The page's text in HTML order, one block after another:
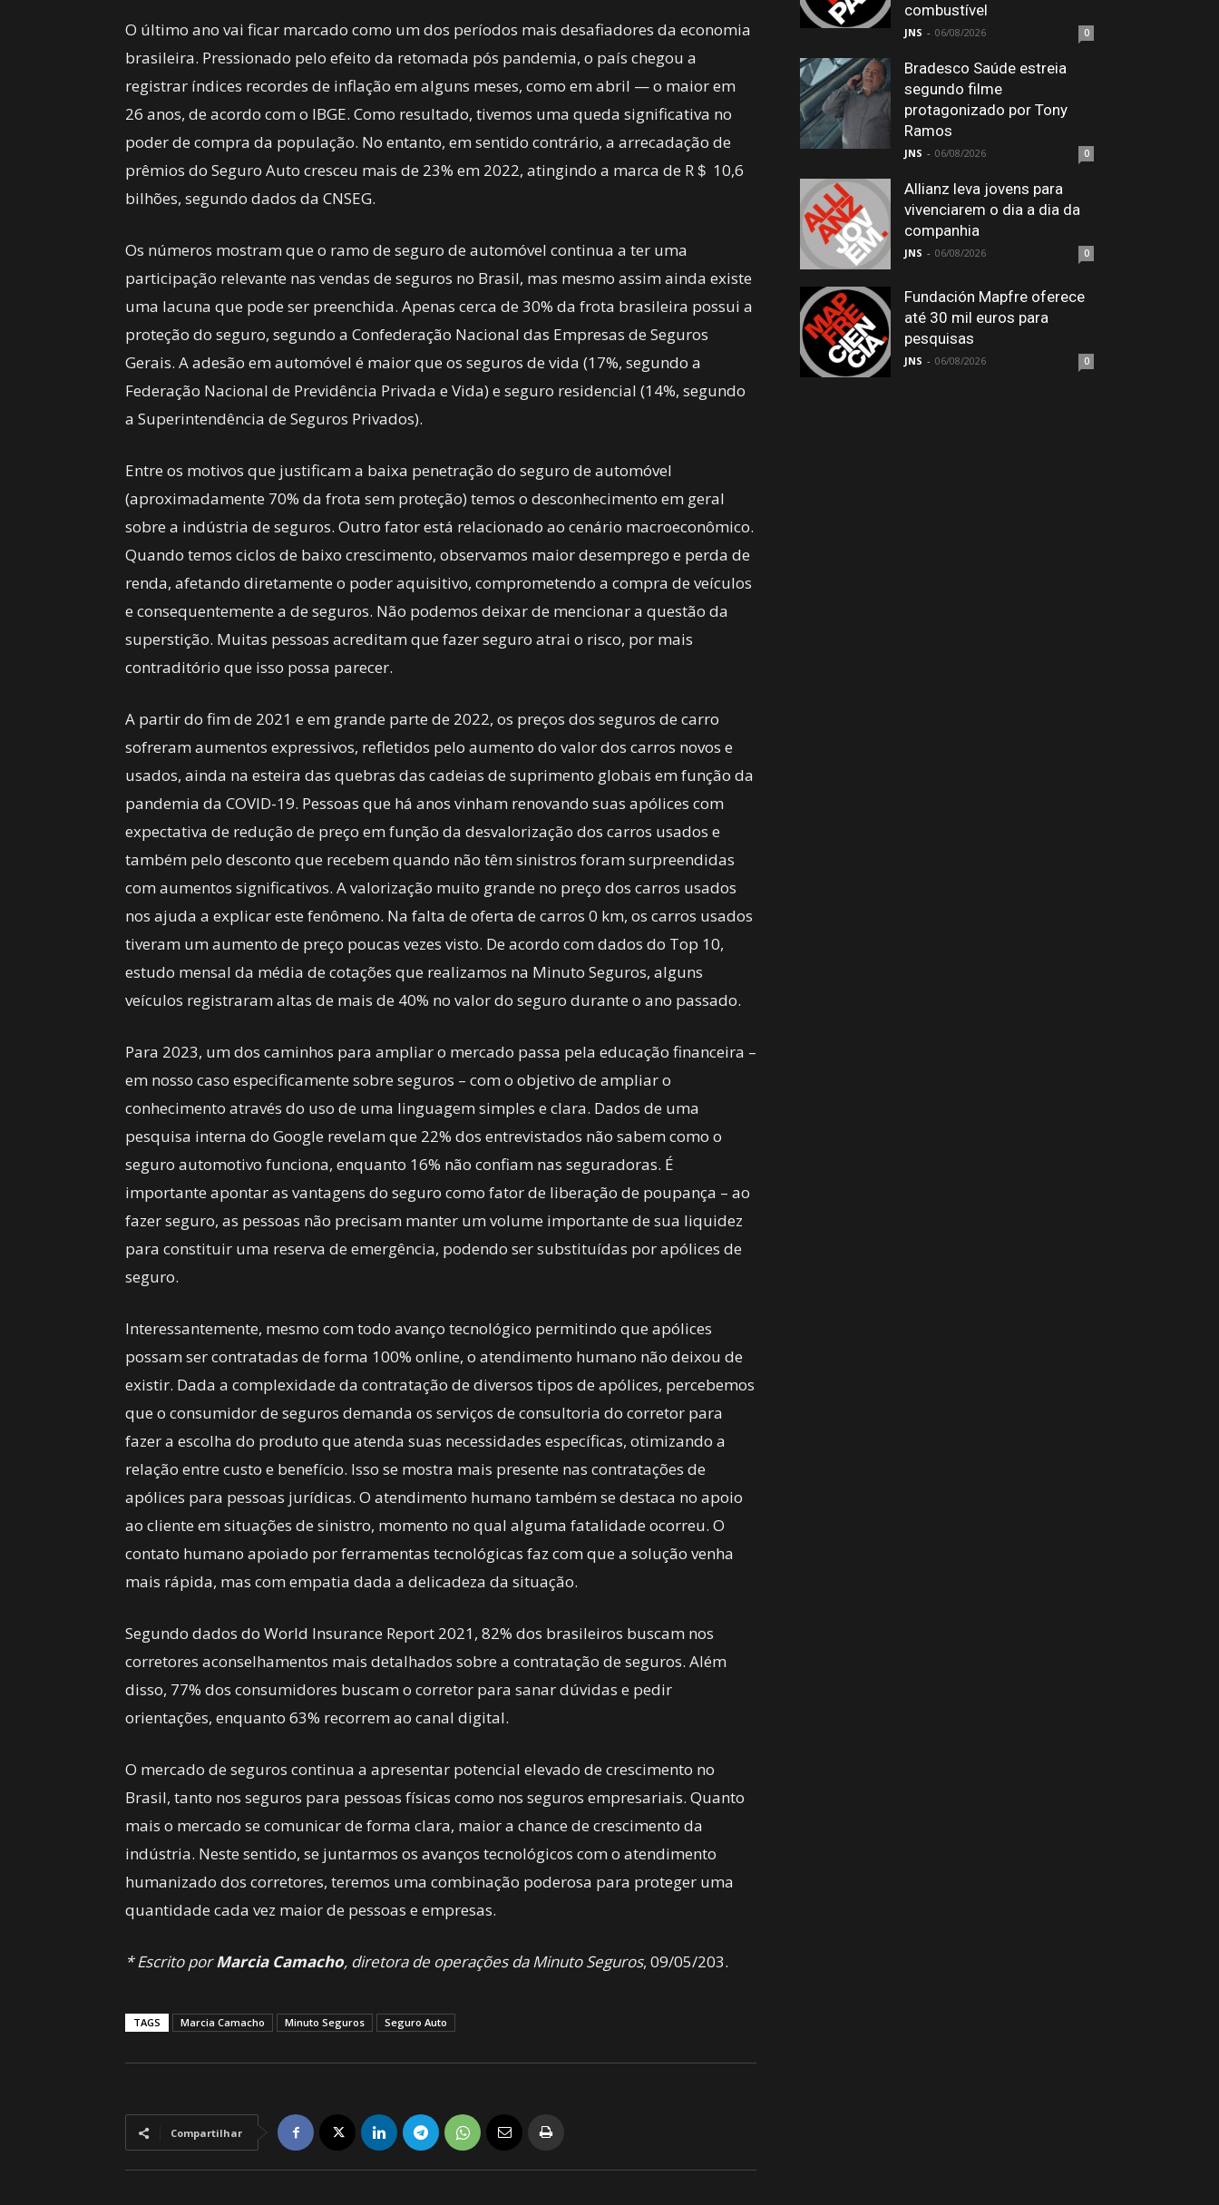
O último ano vai ficar marcado como um dos períodos mais desafiadores da economia
brasileira. Pressionado pelo efeito da retomada pós pandemia, o país chegou a
registrar índices recordes de inflação em alguns meses, como em abril — o maior em
26 anos, de acordo com o IBGE. Como resultado, tivemos uma queda significativa no
poder de compra da população. No entanto, em sentido contrário, a arrecadação de
prêmios do Seguro Auto cresceu mais de 23% em 2022, atingindo a marca de R＄ 10,6
bilhões, segundo dados da CNSEG.
Os números mostram que o ramo de seguro de automóvel continua a ter uma
participação relevante nas vendas de seguros no Brasil, mas mesmo assim ainda existe
uma lacuna que pode ser preenchida. Apenas cerca de 30% da frota brasileira possui a
proteção do seguro, segundo a Confederação Nacional das Empresas de Seguros
Gerais. A adesão em automóvel é maior que os seguros de vida (17%, segundo a
Federação Nacional de Previdência Privada e Vida) e seguro residencial (14%, segundo
a Superintendência de Seguros Privados).
Entre os motivos que justificam a baixa penetração do seguro de automóvel
(aproximadamente 70% da frota sem proteção) temos o desconhecimento em geral
sobre a indústria de seguros. Outro fator está relacionado ao cenário macroeconômico.
Quando temos ciclos de baixo crescimento, observamos maior desemprego e perda de
renda, afetando diretamente o poder aquisitivo, comprometendo a compra de veículos
e consequentemente a de seguros. Não podemos deixar de mencionar a questão da
superstição. Muitas pessoas acreditam que fazer seguro atrai o risco, por mais
contraditório que isso possa parecer.
A partir do fim de 2021 e em grande parte de 2022, os preços dos seguros de carro
sofreram aumentos expressivos, refletidos pelo aumento do valor dos carros novos e
usados, ainda na esteira das quebras das cadeias de suprimento globais em função da
pandemia da COVID-19. Pessoas que há anos vinham renovando suas apólices com
expectativa de redução de preço em função da desvalorização dos carros usados e
também pelo desconto que recebem quando não têm sinistros foram surpreendidas
com aumentos significativos. A valorização muito grande no preço dos carros usados
nos ajuda a explicar este fenômeno. Na falta de oferta de carros 0 km, os carros usados
tiveram um aumento de preço poucas vezes visto. De acordo com dados do Top 10,
estudo mensal da média de cotações que realizamos na Minuto Seguros, alguns
veículos registraram altas de mais de 40% no valor do seguro durante o ano passado.
Para 2023, um dos caminhos para ampliar o mercado passa pela educação financeira –
em nosso caso especificamente sobre seguros – com o objetivo de ampliar o
conhecimento através do uso de uma linguagem simples e clara. Dados de uma
pesquisa interna do Google revelam que 22% dos entrevistados não sabem como o
seguro automotivo funciona, enquanto 16% não confiam nas seguradoras. É
importante apontar as vantagens do seguro como fator de liberação de poupança – ao
fazer seguro, as pessoas não precisam manter um volume importante de sua liquidez
para constituir uma reserva de emergência, podendo ser substituídas por apólices de
seguro.
Interessantemente, mesmo com todo avanço tecnológico permitindo que apólices
possam ser contratadas de forma 100% online, o atendimento humano não deixou de
existir. Dada a complexidade da contratação de diversos tipos de apólices, percebemos
que o consumidor de seguros demanda os serviços de consultoria do corretor para
fazer a escolha do produto que atenda suas necessidades específicas, otimizando a
relação entre custo e benefício. Isso se mostra mais presente nas contratações de
apólices para pessoas jurídicas. O atendimento humano também se destaca no apoio
ao cliente em situações de sinistro, momento no qual alguma fatalidade ocorreu. O
contato humano apoiado por ferramentas tecnológicas faz com que a solução venha
mais rápida, mas com empatia dada a delicadeza da situação.
Segundo dados do World Insurance Report 2021, 82% dos brasileiros buscam nos
corretores aconselhamentos mais detalhados sobre a contratação de seguros. Além
disso, 77% dos consumidores buscam o corretor para sanar dúvidas e pedir
orientações, enquanto 63% recorrem ao canal digital.
O mercado de seguros continua a apresentar potencial elevado de crescimento no
Brasil, tanto nos seguros para pessoas físicas como nos seguros empresariais. Quanto
mais o mercado se comunicar de forma clara, maior a chance de crescimento da
indústria. Neste sentido, se juntarmos os avanços tecnológicos com o atendimento
humanizado dos corretores, teremos uma combinação poderosa para proteger uma
quantidade cada vez maior de pessoas e empresas.
* Escrito porMarcia Camacho, diretora de operações da Minuto Seguros, 09/05/203.
TAGS Marcia Camacho Minuto Seguros Seguro Auto
Compartilhar
combustível
JNS - 06/08/2026 0
Bradesco Saúde estreia
segundo filme
protagonizado por Tony
Ramos
JNS - 06/08/2026 0
Allianz leva jovens para
vivenciarem o dia a dia da
companhia
JNS - 06/08/2026 0
Fundación Mapfre oferece
até 30 mil euros para
pesquisas
JNS - 06/08/2026 0